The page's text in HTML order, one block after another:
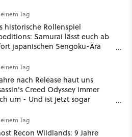
Tag
historische Rollenspiel
Samurai lässt euch ab
japanischen Sengoku-Ära
Diplomatie
Tag
nach Release haut uns
Creed Odyssey immer
um - Und ist jetzt sogar
Tag
Recon Wildlands: 9 Jahre